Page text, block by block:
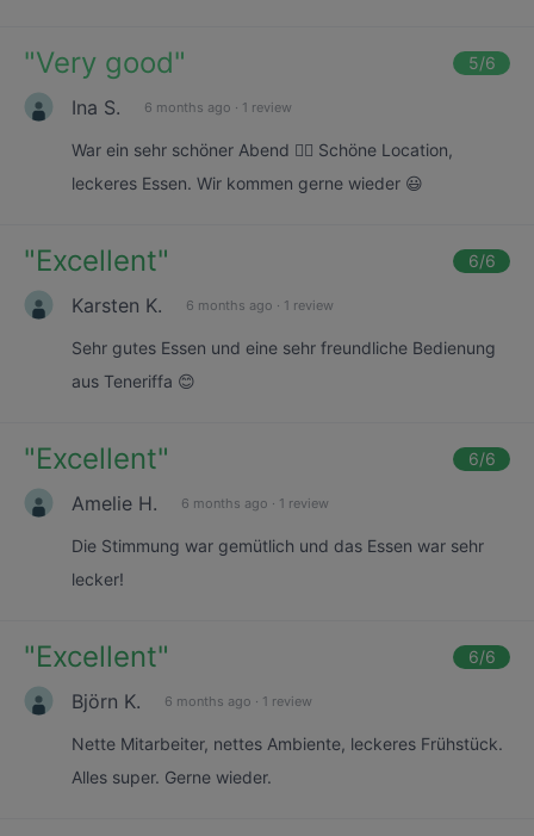
"Very good" 5/6
Ina S. 6 months ago · 1 review
War ein sehr schöner Abend 👍🏻 Schöne Location,
leckeres Essen. Wir kommen gerne wieder 😃
"Excellent" 6/6
Karsten K. 6 months ago · 1 review
Sehr gutes Essen und eine sehr freundliche Bedienung
aus Teneriffa 😊
"Excellent" 6/6
Amelie H. 6 months ago · 1 review
Die Stimmung war gemütlich und das Essen war sehr
lecker!
"Excellent" 6/6
Björn K. 6 months ago · 1 review
Nette Mitarbeiter, nettes Ambiente, leckeres Frühstück.
Alles super. Gerne wieder.